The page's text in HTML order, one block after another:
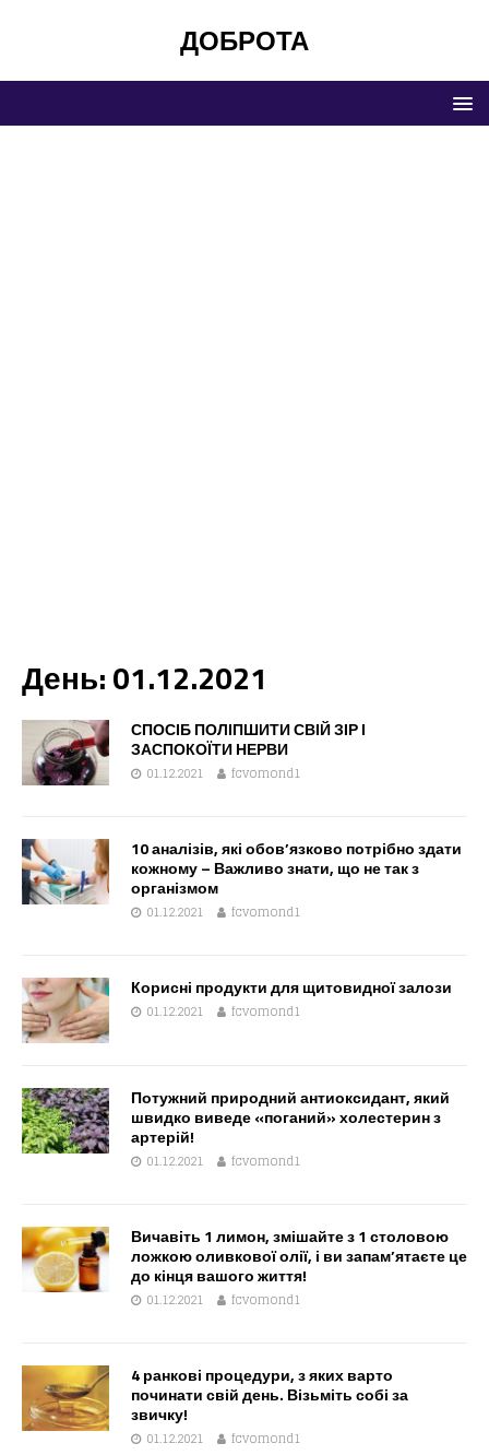
ДОБРОТА
День:01.12.2021
СПОСІБ ПОЛІПШИТИ СВІЙ ЗІР І
ЗАСПОКОЇТИ НЕРВИ
01.12.2021 fcvomond1
10 аналізів, які обов’язково потрібно здати
кожному – Важливо знати, що не так з
організмом
01.12.2021 fcvomond1
Корисні продукти для щитовидної залози
01.12.2021 fcvomond1
Потужний природний антиоксидант, який
швидко виведе «поганий» холестерин з
артерій!
01.12.2021 fcvomond1
Вичавіть 1 лимон, змішайте з 1 столовою
ложкою оливкової олії, і ви запам’ятаєте це
до кінця вашого життя!
01.12.2021 fcvomond1
4 ранкові процедури, з яких варто
починати свій день. Візьміть собі за
звичку!
01.12.2021 fcvomond1